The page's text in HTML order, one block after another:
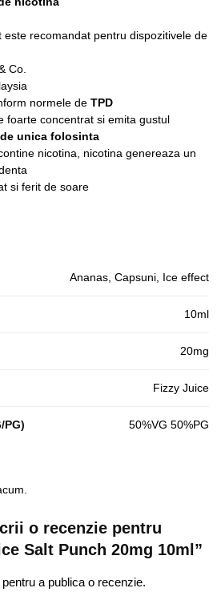
este recomandat pentru dispozitivele de
Co.
normele de TPD
foarte concentrat si emita gustul
unica folosinta
nicotina, nicotina genereaza un
si ferit de soare
Ananas, Capsuni, Ice effect
10ml
20mg
Fizzy Juice
PG) 50%VG 50%PG
o recenzie pentru
Salt Punch 20mg 10ml”
pentru a publica o recenzie.